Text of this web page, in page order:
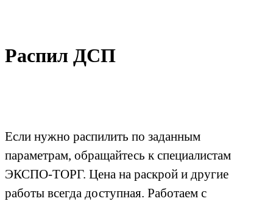
Распил ДСП
Если нужно распилить по заданным
параметрам, обращайтесь к специалистам
ЭКСПО-ТОРГ. Цена на раскрой и другие
работы всегда доступная. Работаем с